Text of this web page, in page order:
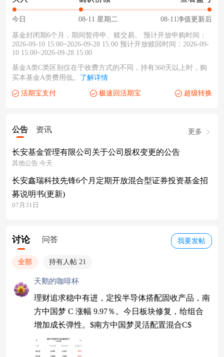
今日 08-11 星期二 08-11净值更新后
基金封闭期6个月，期间暂停申、赎交易。 预计开放申购时间：
2026-09-10 15:00~2026-09-28 15:00 预计开放赎回时间：2026-09-
10 15:00~2026-09-28 15:00
基金A类C类区别仅在于收费方式的不同，持有360天以上时，购
买本基金A类费用低。 了解详情
活期宝支付 极速回活期宝 超级转换
公告 资讯 更多
长安基金管理有限公司关于公司股权变更的公告
其他公告 今天
长安鑫瑞科技先锋6个月定期开放混合型证券投资基金招
募说明书(更新)
07月31日
我要发帖
讨论 问答
全部 持有人帖 21
天鹅的咖啡杯
理财追求稳中有进，定投半导体搭配固收产品，南
方中国梦 C 涨幅 9.97％。今日板块修复，给组合
增加成长弹性。$南方中国梦灵活配置混合C$